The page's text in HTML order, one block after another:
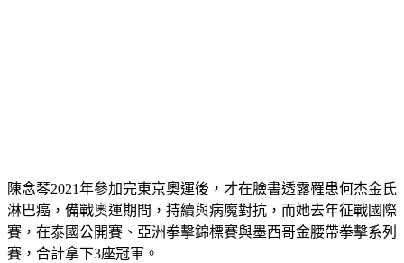
陳念琴2021年參加完東京奧運後，才在臉書透露罹患何杰金氏
淋巴癌，備戰奧運期間，持續與病魔對抗，而她去年征戰國際
賽，在泰國公開賽、亞洲拳擊錦標賽與墨西哥金腰帶拳擊系列
賽，合計拿下3座冠軍。